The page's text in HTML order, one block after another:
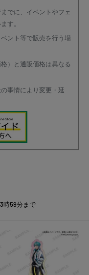
でに、イベントやフェ
す。
ント等で販売を行う場
）と通販価格は異なる
事情により変更・延
時59分まで